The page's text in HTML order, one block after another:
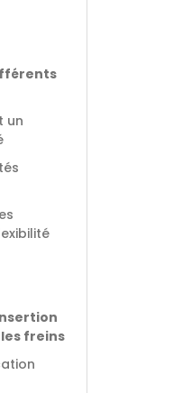
un
freins